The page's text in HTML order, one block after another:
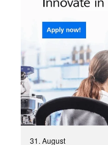
31. August